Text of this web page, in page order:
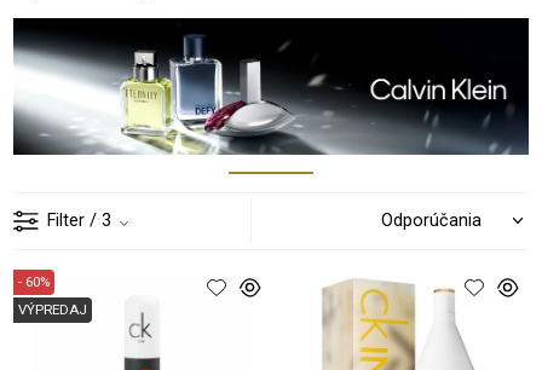
Filter / 3
- 60%
VÝPREDAJ